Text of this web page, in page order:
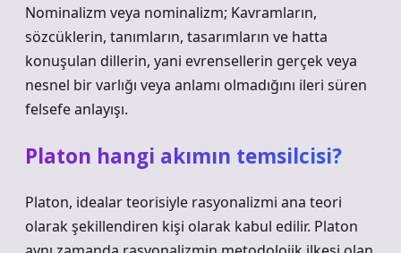
Nominalizm veya nominalizm; Kavramların,
sözcüklerin, tanımların, tasarımların ve hatta
konuşulan dillerin, yani evrensellerin gerçek veya
nesnel bir varlığı veya anlamı olmadığını ileri süren
felsefe anlayışı.
Platon hangi akımın temsilcisi?
Platon, idealar teorisiyle rasyonalizmi ana teori
olarak şekillendiren kişi olarak kabul edilir. Platon